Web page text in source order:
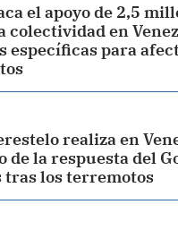
el apoyo de 2,5
colectividad en
específicas para
realiza en
de la respuesta del
tras los terremotos